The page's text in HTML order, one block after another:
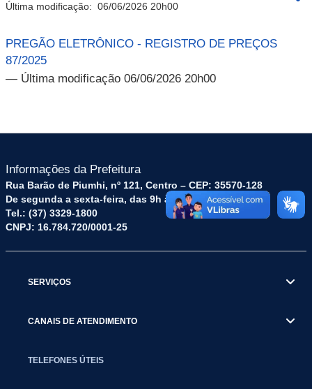
Última modificação: 06/06/2026 20h00
PREGÃO ELETRÔNICO - REGISTRO DE PREÇOS
87/2025
— Última modificação 06/06/2026 20h00
Informações da Prefeitura
Rua Barão de Piumhi, nº 121, Centro – CEP: 35570-128
De segunda a sexta-feira, das 9h às 16h
Tel.: (37) 3329-1800
CNPJ: 16.784.720/0001-25
SERVIÇOS
CANAIS DE ATENDIMENTO
TELEFONES ÚTEIS